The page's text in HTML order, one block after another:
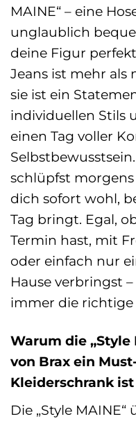
MAINE“ – eine
unglaublich
deine Figur
Jeans ist mehr als
sie ist ein
individuellen Stils
einen Tag voller
schlüpfst
dich sofort wohl,
Tag bringt. Egal,
Termin hast, mit
oder einfach nur
Hause verbringst –
immer die richtige
Warum die „Style
von Brax ein
Kleiderschrank ist
Die „Style